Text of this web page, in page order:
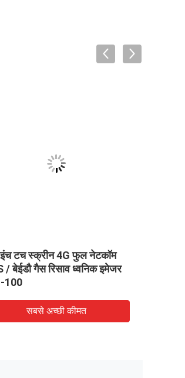
टच स्क्रीन 4G फुल नेटकॉम
/ बेईडौ गैस रिसाव ध्वनिक इमेजर
100
सबसे अच्छी कीमत